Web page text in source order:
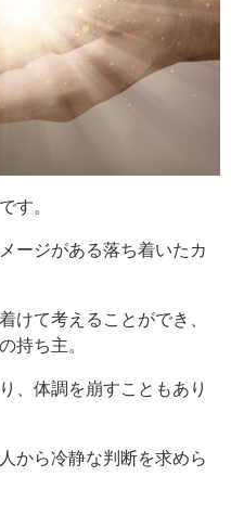
す。
ージがある落ち着いたカ
けて考えることができ、
持ち主。
、体調を崩すこともあり
から冷静な判断を求めら